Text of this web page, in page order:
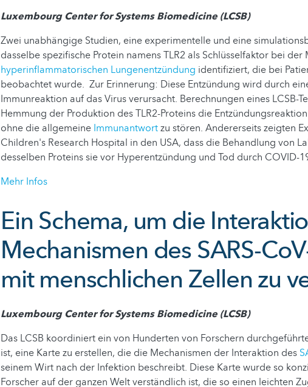
Luxembourg Center for Systems Biomedicine (LCSB)
Zwei unabhängige Studien, eine experimentelle und eine
dasselbe spezifische Protein namens TLR2 als Schlüsselfaktor bei
hyperinflammatorischen Lungenentzündung identifiziert, die bei
beobachtet wurde. Zur Erinnerung: Diese Entzündung wird durch
Immunreaktion auf das Virus verursacht. Berechnungen eines LCSB-
Hemmung der Produktion des TLR2-Proteins die
ohne die allgemeine Immunantwortzu stören. Andererseits zeigten
Children's Research Hospital in den USA, dass die Behandlung von
desselben Proteins sie vor Hyperentzündung und Tod durch COVID-
Mehr Infos
Ein Schema, um die
Mechanismen des SARS-
mit menschlichen Zellen zu
Luxembourg Center for Systems Biomedicine (LCSB)
Das LCSB koordiniert ein von Hunderten von Forschern
ist, eine Karte zu erstellen, die die Mechanismen der Interaktion des
seinem Wirt nach der Infektion beschreibt. Diese Karte wurde so
Forscher auf der ganzen Welt verständlich ist, die so einen leichten